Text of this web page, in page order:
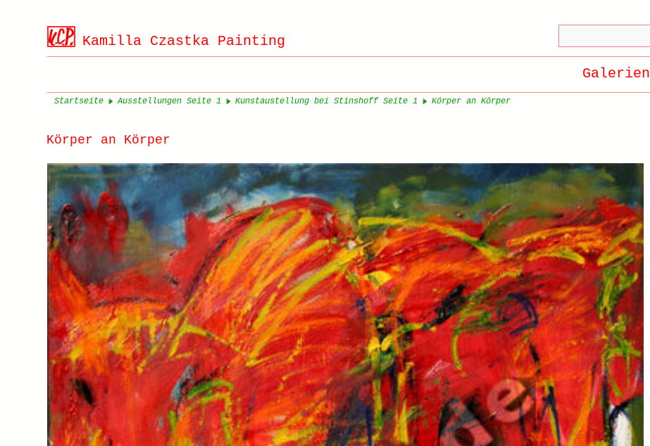
Kamilla Czastka Painting
Galerien
Startseite Ausstellungen Seite 1 Kunstaustellung bei Stinshoff Seite 1 Körper an Körper
Körper an Körper